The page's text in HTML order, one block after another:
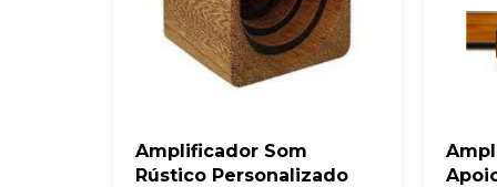
Amplificador Som
Rústico Personalizado